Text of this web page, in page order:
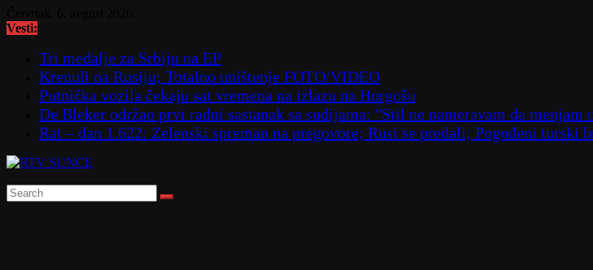
to
Vesti:
Tri medalje za Srbiju na EP
Krenuli na Rusiju; Totalno uništenje FOTO/VIDEO
Putnička vozila čekaju sat vremena na izlazu na Horgošu
De Bleker održao prvi radni sastanak sa sudijama: "Stil ne nameravam da menjam
Rat – dan 1.622: Zelenski spreman na pregovore; Rusi se predali; Pogođeni turski